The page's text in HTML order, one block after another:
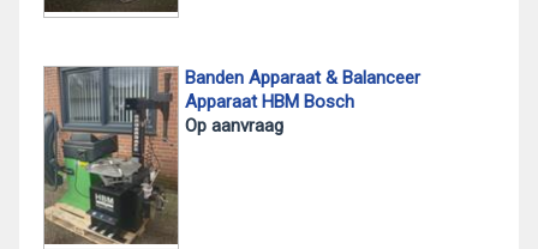
Banden Apparaat & Balanceer
Apparaat HBM Bosch
Op aanvraag